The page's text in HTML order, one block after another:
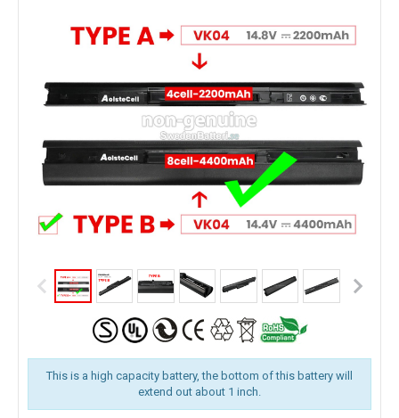
This is a high capacity battery, the bottom of this battery will
extend out about 1 inch.